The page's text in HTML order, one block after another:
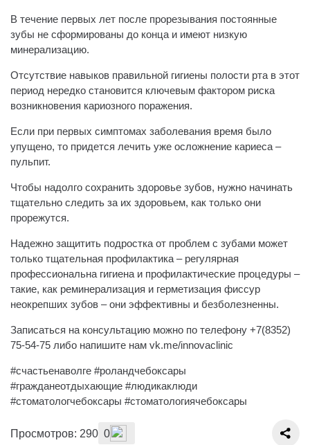
В течение первых лет после прорезывания постоянные
зубы не сформированы до конца и имеют низкую
минерализацию.
Отсутствие навыков правильной гигиены полости рта в этот
период нередко становится ключевым фактором риска
возникновения кариозного поражения.
Если при первых симптомах заболевания время было
упущено, то придется лечить уже осложнение кариеса –
пульпит.
Чтобы надолго сохранить здоровье зубов, нужно начинать
тщательно следить за их здоровьем, как только они
прорежутся.
Надежно защитить подростка от проблем с зубами может
только тщательная профилактика – регулярная
профессиональна гигиена и профилактические процедуры –
такие, как реминерализация и герметизация фиссур
неокрепших зубов – они эффективны и безболезненны.
Записаться на консультацию можно по телефону +7(8352)
75-54-75 либо напишите нам vk.me/innovaclinic
#счастьенаволге #роландчебоксары
#гражданеотдыхающие #людикаклюди
#стоматологчебоксары #стоматологиячебоксары
Просмотров: 290 0